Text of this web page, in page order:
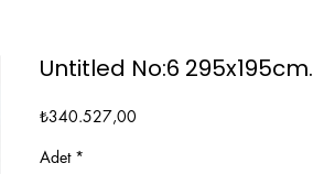
Untitled No:6 295x195cm.
₺340.527,00
Adet *